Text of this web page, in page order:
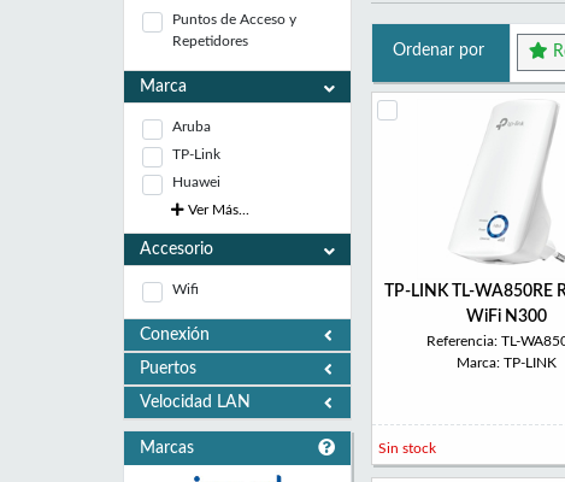
Puntos de Acceso y
Repetidores
Marca
Aruba
TP-Link
Huawei
Ver Más...
Accesorio
Wifi
Conexión
Puertos
Velocidad LAN
Marcas
Ordenar por
TP-LINK TL-WA850RE
WiFi N300
Referencia: TL-
Marca: TP-LINK
Sin stock